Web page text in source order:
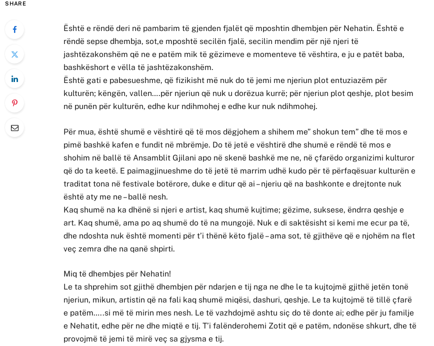
SHARE
Është e rëndë deri në pambarim të gjenden fjalët që mposhtin dhembjen për Nehatin. Është e
rëndë sepse dhembja, sot,e mposhtë secilën fjalë, secilin mendim për një njeri të
jashtëzakonshëm që ne e patëm mik të gëzimeve e momenteve të vështira, e ju e patët baba,
bashkëshort e vëlla të jashtëzakonshëm.
Është gati e pabesueshme, që fizikisht më nuk do të jemi me njeriun plot entuziazëm për
kulturën; këngën, vallen….për njeriun që nuk u dorëzua kurrë; për njeriun plot qeshje, plot besim
në punën për kulturën, edhe kur ndihmohej e edhe kur nuk ndihmohej.
Për mua, është shumë e vështirë që të mos dëgjohem a shihem me” shokun tem” dhe të mos e
pimë bashkë kafen e fundit në mbrëmje. Do të jetë e vështirë dhe shumë e rëndë të mos e
shohim në ballë të Ansamblit Gjilani apo në skenë bashkë me ne, në çfarëdo organizimi kulturor
që do ta keetë. E paimagjinueshme do të jetë të marrim udhë kudo për të përfaqësuar kulturën e
traditat tona në festivale botërore, duke e ditur që ai – njeriu që na bashkonte e drejtonte nuk
është aty me ne – ballë nesh.
Kaq shumë na ka dhënë si njeri e artist, kaq shumë kujtime; gëzime, suksese, ëndrra qeshje e
art. Kaq shumë, ama po aq shumë do të na mungojë. Nuk e di saktësisht si kemi me ecur pa të,
dhe ndoshta nuk është momenti për t’i thënë këto fjalë – ama sot, të gjithëve që e njohëm na flet
veç zemra dhe na qanë shpirti.
Miq të dhembjes për Nehatin!
Le ta shprehim sot gjithë dhembjen për ndarjen e tij nga ne dhe le ta kujtojmë gjithë jetën tonë
njeriun, mikun, artistin që na fali kaq shumë miqësi, dashuri, qeshje. Le ta kujtojmë të tillë çfarë
e patëm…..si më të mirin mes nesh. Le të vazhdojmë ashtu siç do të donte ai; edhe për ju familje
e Nehatit, edhe për ne dhe miqtë e tij. T’i falënderohemi Zotit që e patëm, ndonëse shkurt, dhe të
provojmë të jemi të mirë veç sa gjysma e tij.